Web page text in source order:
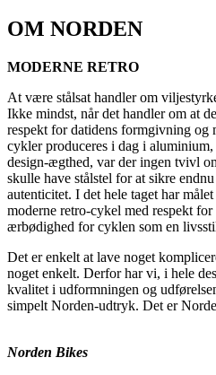
OM NORDEN
MODERNE RETRO
At være stålsat handler om
Ikke mindst, når det handler om at
respekt for datidens formgivning og
cykler produceres i dag i
design-ægthed, var der ingen tvivl
skulle have stålstel for at sikre
autenticitet. I det hele taget har
moderne retro-cykel med respekt
ærbødighed for cyklen som en
Det er enkelt at lave noget
noget enkelt. Derfor har vi, i hele
kvalitet i udformningen og
simpelt Norden-udtryk. Det er
Norden Bikes